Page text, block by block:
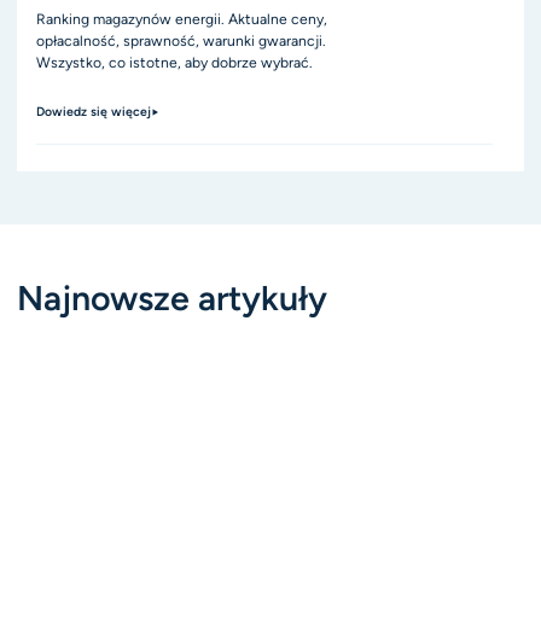
Ranking magazynów energii. Aktualne ceny,
opłacalność, sprawność, warunki gwarancji.
Wszystko, co istotne, aby dobrze wybrać.
Dowiedz się więcej
Najnowsze artykuły